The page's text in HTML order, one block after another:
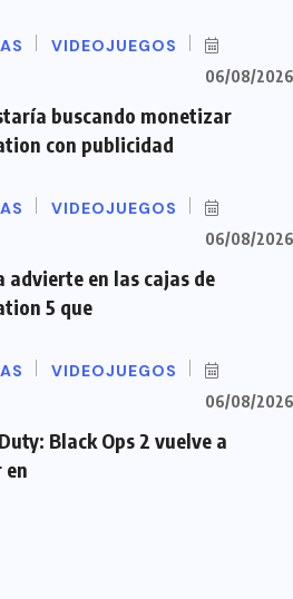
VIDEOJUEGOS
06/08/2026
buscando monetizar
con publicidad
VIDEOJUEGOS
06/08/2026
advierte en las cajas de
5 que
VIDEOJUEGOS
06/08/2026
Black Ops 2 vuelve a
en